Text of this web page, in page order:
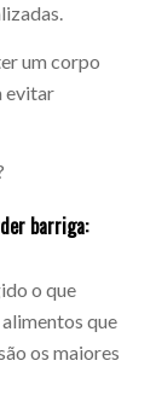
um corpo
evitar
barriga:
o que
que
os maiores